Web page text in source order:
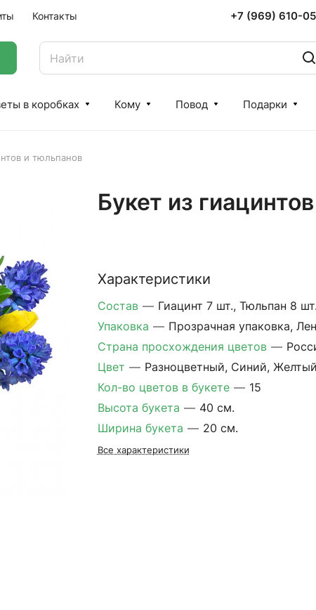
Контакты +7 (969) 610-
в коробках Кому Повод Подарки
и тюльпанов
Букет из
Характеристики
Состав — Гиацинт 7 шт., Тюльпан 8 шт.
Упаковка — Прозрачная упаковка,
Страна просхождения цветов —
Цвет — Разноцветный, Синий, Желтый
Кол-во цветов в букете — 15
Высота букета — 40 см.
Ширина букета — 20 см.
Все характеристики